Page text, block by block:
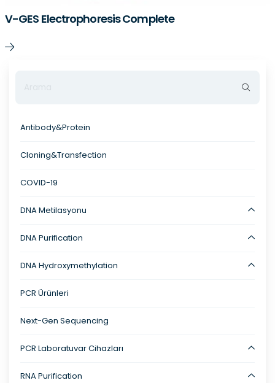
Antibody&Protein
Cloning&Transfection
COVID-19
DNA Metilasyonu
DNA Purification
DNA Hydroxymethylation
PCR Ürünleri
Next-Gen Sequencing
PCR Laboratuvar Cihazları
RNA Purification
V-GES Electrophoresis Complete